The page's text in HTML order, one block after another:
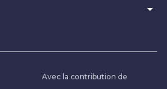
arrow_drop_down
Avec la contribution de